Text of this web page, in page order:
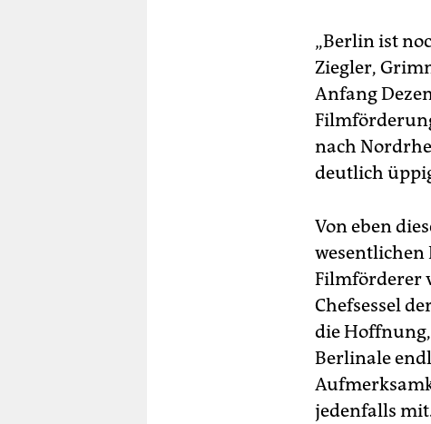
„Berlin ist
Ziegler,
Anfang
nach
deutlich
Von eben
wesentlichen
Filmförderer
Chefsessel
die
Berlinale
jedenfalls